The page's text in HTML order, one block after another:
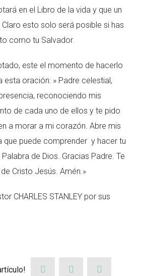
en el Libro de la vida y que un
esto solo será posible si has
como tu Salvador.
este el momento de hacerlo
esta oración: » Padre celestial,
reconociendo mis
de cada uno de ellos y te pido
a morar a mi corazón. Abre mis
que puede comprender y hacer tu
de Dios. Gracias Padre. Te
Cristo Jesús. Amén.»
CHARLES STANLEY por sus